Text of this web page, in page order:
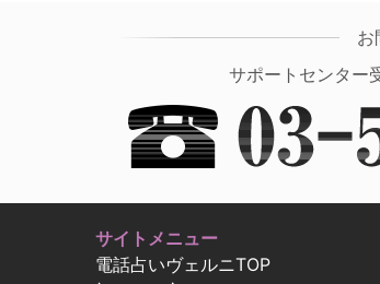
お
サポートセンター
サイトメニュー
電話占いヴェルニTOP